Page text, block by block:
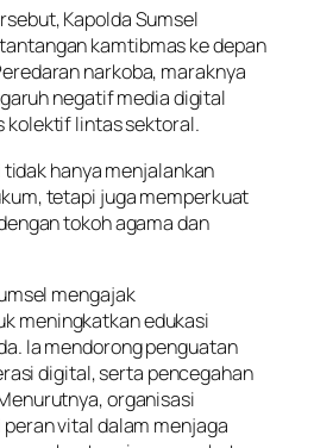
Kapolda Sumsel
kamtibmas ke depan
narkoba, maraknya
negatif media digital
kolektif lintas sektoral.
hanya menjalankan
tetapi juga memperkuat
tokoh agama dan
mengajak
meningkatkan edukasi
Ia mendorong penguatan
digital, serta pencegahan
organisasi
vital dalam menjaga